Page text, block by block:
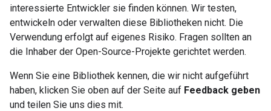
interessierte Entwickler sie finden können. Wir testen,
entwickeln oder verwalten diese Bibliotheken nicht. Die
Verwendung erfolgt auf eigenes Risiko. Fragen sollten an
die Inhaber der Open-Source-Projekte gerichtet werden.
Wenn Sie eine Bibliothek kennen, die wir nicht aufgeführt
haben, klicken Sie oben auf der Seite auf Feedback geben
und teilen Sie uns dies mit.